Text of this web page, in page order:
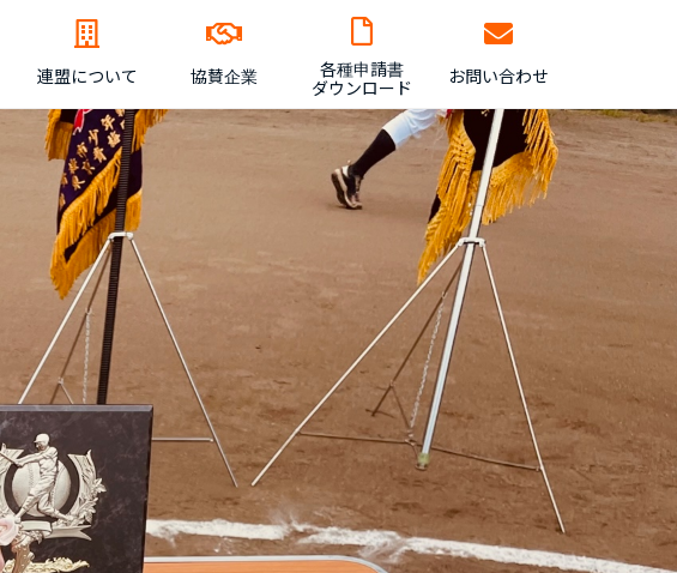
連盟について 協賛企業
各種申請書
ダウンロード
お問い合わせ